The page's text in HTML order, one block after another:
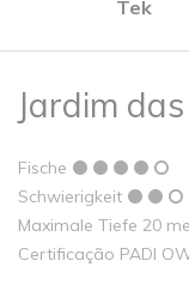
Tek
Jardim
Fische
Schwierigkeit
Maximale Tiefe 20
Certificação PADI